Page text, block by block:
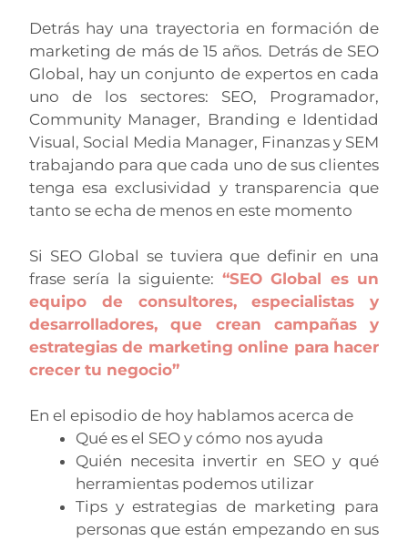
Detrás hay una trayectoria en formación de
marketing de más de 15 años. Detrás de SEO
Global, hay un conjunto de expertos en cada
uno de los sectores: SEO, Programador,
Community Manager, Branding e Identidad
Visual, Social Media Manager, Finanzas y SEM
trabajando para que cada uno de sus clientes
tenga esa exclusividad y transparencia que
tanto se echa de menos en este momento
Si SEO Global se tuviera que definir en una
frase sería la siguiente: “SEO Global es un
equipo de consultores, especialistas y
desarrolladores, que crean campañas y
estrategias de marketing online para hacer
crecer tu negocio”
En el episodio de hoy hablamos acerca de
Qué es el SEO y cómo nos ayuda
Quién necesita invertir en SEO y qué
herramientas podemos utilizar
Tips y estrategias de marketing para
personas que están empezando en sus